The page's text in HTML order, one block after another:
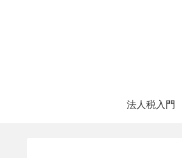
法人税入門